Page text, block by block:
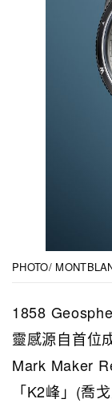
PHOTO/
1858
靈感源自首位
Mark Maker
「K2峰」(喬